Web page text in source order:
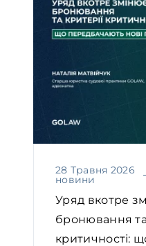
28 Травня 2026
новини
Уряд вкотре
бронювання та
критичності: